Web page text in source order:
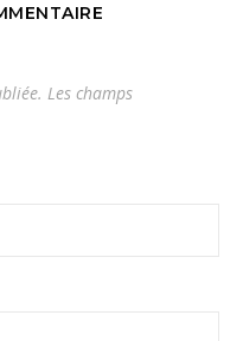
Les champs